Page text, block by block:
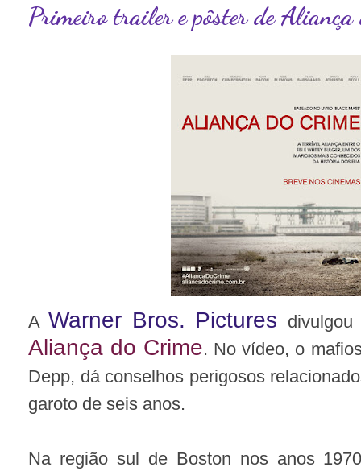
Primeiro trailer e pôster de Aliança
A Warner Bros. Pictures
Aliança do Crime. No vídeo, o
Depp, dá conselhos perigosos
garoto de seis anos.
Na região sul de Boston nos anos